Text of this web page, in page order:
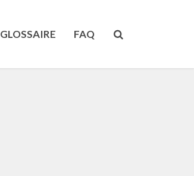
GLOSSAIRE FAQ